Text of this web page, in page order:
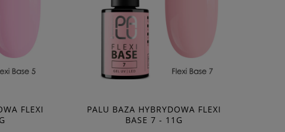
FLEXI
PALU BAZA HYBRYDOWA FLEXI
BASE 7 - 11G